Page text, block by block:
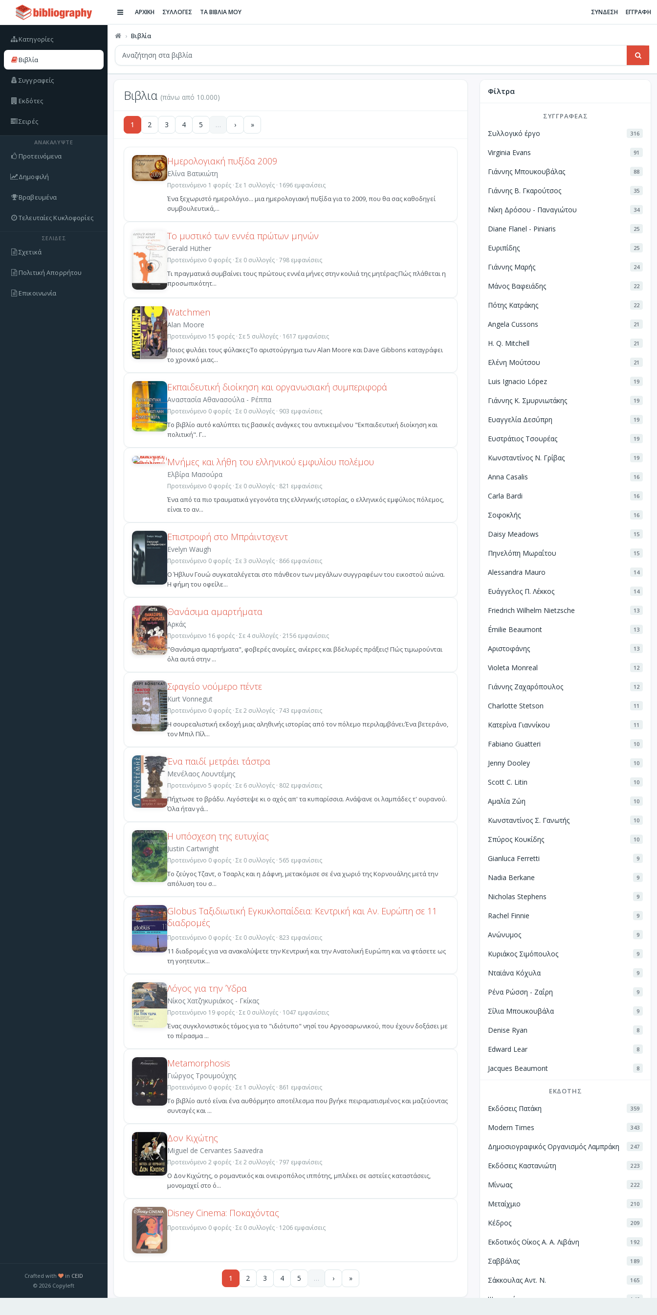
Κατηγορίες
Βιβλία
Συγγραφείς
Εκδότες
Σειρές
ΑΝΑΚΑΛΎΨΤΕ
Προτεινόμενα
Δημοφιλή
Βραβευμένα
Τελευταίες Κυκλοφορίες
ΣΕΛΊΔΕΣ
Σχετικά
Πολιτική Απορρήτου
Επικοινωνία
Crafted with in CEID
© 2026 Copyleft
ΑΡΧΙΚΗ ΣΥΛΛΟΓΕΣ ΤΑ ΒΙΒΛΙΑ ΜΟΥ ΣΥΝΔΕΣΗ ΕΓΓΡΑΦΗ
Βιβλία
Βιβλια (πάνω από 10.000)
1 2 3 4 5 … › »
Ημερολογιακή πυξίδα 2009
Ελίνα Βατικιώτη
Προτεινόμενο 1 φορές · Σε 1 συλλογές · 1696 εμφανίσεις
Ένα ξεχωριστό ημερολόγιο... μια ημερολογιακή πυξίδα για το 2009, που θα σας καθοδηγεί
συμβουλευτικά,...
Το μυστικό των εννέα πρώτων μηνών
Gerald Hüther
Προτεινόμενο 0 φορές · Σε 0 συλλογές · 798 εμφανίσεις
Τι πραγματικά συμβαίνει τους πρώτους εννέα μήνες στην κοιλιά της μητέρας;Πώς πλάθεται η
προσωπικότητ...
Watchmen
Alan Moore
Προτεινόμενο 15 φορές · Σε 5 συλλογές · 1617 εμφανίσεις
Ποιος φυλάει τους φύλακες;Το αριστούργημα των Alan Moore και Dave Gibbons καταγράφει
το χρονικό μιας...
Εκπαιδευτική διοίκηση και οργανωσιακή συμπεριφορά
Αναστασία Αθανασούλα - Ρέππα
Προτεινόμενο 0 φορές · Σε 0 συλλογές · 903 εμφανίσεις
Το βιβλίο αυτό καλύπτει τις βασικές ανάγκες του αντικειμένου "Εκπαιδευτική διοίκηση και
πολιτική". Γ...
Μνήμες και λήθη του ελληνικού εμφυλίου πολέμου
Ελβίρα Μασούρα
Προτεινόμενο 0 φορές · Σε 0 συλλογές · 821 εμφανίσεις
Ένα από τα πιο τραυματικά γεγονότα της ελληνικής ιστορίας, ο ελληνικός εμφύλιος πόλεμος,
είναι το αν...
Επιστροφή στο Μπράιντσχεντ
Evelyn Waugh
Προτεινόμενο 0 φορές · Σε 3 συλλογές · 866 εμφανίσεις
Ο Ήβλυν Γουώ συγκαταλέγεται στο πάνθεον των μεγάλων συγγραφέων του εικοστού αιώνα.
Η φήμη του οφείλε...
Θανάσιμα αμαρτήματα
Αρκάς
Προτεινόμενο 16 φορές · Σε 4 συλλογές · 2156 εμφανίσεις
"Θανάσιμα αμαρτήματα", φοβερές ανομίες, ανίερες και βδελυρές πράξεις! Πώς τιμωρούνται
όλα αυτά στην ...
Σφαγείο νούμερο πέντε
Kurt Vonnegut
Προτεινόμενο 0 φορές · Σε 2 συλλογές · 743 εμφανίσεις
Η σουρεαλιστική εκδοχή μιας αληθινής ιστορίας από τον πόλεμο περιλαμβάνει:Ένα βετεράνο,
τον Μπιλ Πίλ...
Ένα παιδί μετράει τ΄άστρα
Μενέλαος Λουντέμης
Προτεινόμενο 5 φορές · Σε 6 συλλογές · 802 εμφανίσεις
Πήχτωσε το βράδυ. Λιγόστεψε κι ο αχός απ' τα κυπαρίσσια. Ανάψανε οι λαμπάδες τ' ουρανού.
Όλα ήταν γά...
Η υπόσχεση της ευτυχίας
Justin Cartwright
Προτεινόμενο 0 φορές · Σε 0 συλλογές · 565 εμφανίσεις
Το ζεύγος Τζαντ, ο Τσαρλς και η Δάφνη, μετακόμισε σε ένα χωριό της Κορνουάλης μετά την
απόλυση του σ...
Globus Ταξιδιωτική Εγκυκλοπαίδεια: Κεντρική και Αν. Ευρώπη σε 11
διαδρομές
Προτεινόμενο 0 φορές · Σε 0 συλλογές · 823 εμφανίσεις
11 διαδρομές για να ανακαλύψετε την Κεντρική και την Ανατολική Ευρώπη και να φτάσετε ως
τη γοητευτικ...
Λόγος για την Ύδρα
Νίκος Χατζηκυριάκος - Γκίκας
Προτεινόμενο 19 φορές · Σε 0 συλλογές · 1047 εμφανίσεις
Ένας συγκλονιστικός τόμος για το "ιδιότυπο" νησί του Aργοσαρωνικού, που έχουν δοξάσει με
το πέρασμα ...
Metamorphosis
Γιώργος Τρουμούχης
Προτεινόμενο 0 φορές · Σε 1 συλλογές · 861 εμφανίσεις
Το βιβλίο αυτό είναι ένα αυθόρμητο αποτέλεσμα που βγήκε πειραματισμένος και μαζεύοντας
συνταγές και ...
Δον Κιχώτης
Miguel de Cervantes Saavedra
Προτεινόμενο 2 φορές · Σε 2 συλλογές · 797 εμφανίσεις
Ο Δον Κιχώτης, ο ρομαντικός και ονειροπόλος ιππότης, μπλέκει σε αστείες καταστάσεις,
μονομαχεί στο ό...
Disney Cinema: Ποκαχόντας
Προτεινόμενο 0 φορές · Σε 0 συλλογές · 1206 εμφανίσεις
1 2 3 4 5 … › »
Φίλτρα
ΣΥΓΓΡΑΦΈΑΣ
Συλλογικό έργο 316
Virginia Evans 91
Γιάννης Μπουκουβάλας 88
Γιάννης Β. Γκαρούτσος 35
Νίκη Δρόσου - Παναγιώτου 34
Diane Flanel - Piniaris 25
Ευριπίδης 25
Γιάννης Μαρής 24
Μάνος Βαφειάδης 22
Πότης Κατράκης 22
Angela Cussons 21
H. Q. Mitchell 21
Ελένη Μούτσου 21
Luis Ignacio López 19
Γιάννης Κ. Σμυρνιωτάκης 19
Ευαγγελία Δεσύπρη 19
Ευστράτιος Τσουρέας 19
Κωνσταντίνος Ν. Γρίβας 19
Anna Casalis 16
Carla Bardi 16
Σοφοκλής 16
Daisy Meadows 15
Πηνελόπη Μωραΐτου 15
Alessandra Mauro 14
Ευάγγελος Π. Λέκκος 14
Friedrich Wilhelm Nietzsche 13
Émilie Beaumont 13
Αριστοφάνης 13
Violeta Monreal 12
Γιάννης Ζαχαρόπουλος 12
Charlotte Stetson 11
Κατερίνα Γιαννίκου 11
Fabiano Guatteri 10
Jenny Dooley 10
Scott C. Litin 10
Αμαλία Ζώη 10
Κωνσταντίνος Σ. Γανωτής 10
Σπύρος Κουκίδης 10
Gianluca Ferretti 9
Nadia Berkane 9
Nicholas Stephens 9
Rachel Finnie 9
Ανώνυμος 9
Κυριάκος Σιμόπουλος 9
Νταϊάνα Κόχυλα 9
Ρένα Ρώσση - Ζαΐρη 9
Σίλια Μπουκουβάλα 9
Denise Ryan 8
Edward Lear 8
Jacques Beaumont 8
ΕΚΔΌΤΗΣ
Εκδόσεις Πατάκη 359
Modern Times 343
Δημοσιογραφικός Οργανισμός Λαμπράκη 247
Εκδόσεις Καστανιώτη 223
Μίνωας 222
Μεταίχμιο 210
Κέδρος 209
Εκδοτικός Οίκος Α. Α. Λιβάνη 192
Σαββάλας 189
Σάκκουλας Αντ. Ν. 165
Ψυχογιός 146